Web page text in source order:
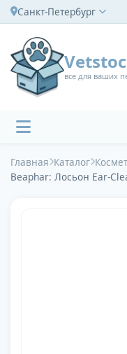
Санкт-Петербург
все для ваших
Главная Каталог
Beaphar: Лосьон Ear-